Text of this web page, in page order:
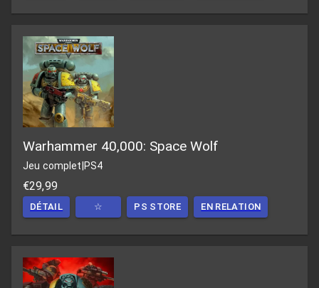
Warhammer 40,000: Space Wolf
Jeu complet PS4
€29,99
DÉTAIL ☆ PS STORE EN RELATION